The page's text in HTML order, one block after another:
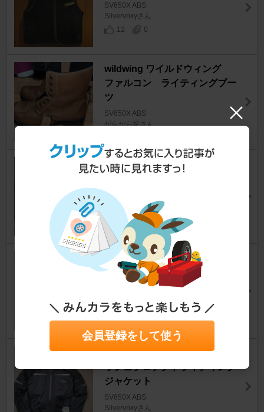
SV650X ABS
Silvervoxyさん
12
0
wildwing ワイルドウィング
ファルコン ライティングブー
ツ
SV650X ABS
がらがら蛇さん
RSTAICHI RSJ730 | ソフトシ
SV650X ABS
gunimprezaさん
0
Kaedear カエディア フルメッ
シュプロテクトライディングジ
ャケット
SV650X ABS
Silvervoxyさん
Kaedear カエディア ハーフメ
ッシュプロテクトライディング
ジャケット
SV650X ABS
Silvervoxyさん
会員登録をして使う